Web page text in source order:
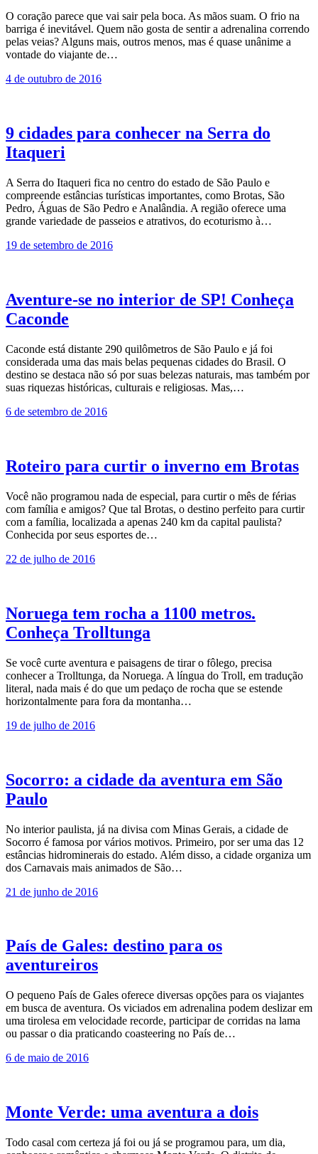
O coração parece que vai sair pela boca. As mãos suam. O frio na
barriga é inevitável. Quem não gosta de sentir a adrenalina correndo
pelas veias? Alguns mais, outros menos, mas é quase unânime a
vontade do viajante de…
4 de outubro de 2016
9 cidades para conhecer na Serra do
Itaqueri
A Serra do Itaqueri fica no centro do estado de São Paulo e
compreende estâncias turísticas importantes, como Brotas, São
Pedro, Águas de São Pedro e Analândia. A região oferece uma
grande variedade de passeios e atrativos, do ecoturismo à…
19 de setembro de 2016
Aventure-se no interior de SP! Conheça
Caconde
Caconde está distante 290 quilômetros de São Paulo e já foi
considerada uma das mais belas pequenas cidades do Brasil. O
destino se destaca não só por suas belezas naturais, mas também por
suas riquezas históricas, culturais e religiosas. Mas,…
6 de setembro de 2016
Roteiro para curtir o inverno em Brotas
Você não programou nada de especial, para curtir o mês de férias
com família e amigos? Que tal Brotas, o destino perfeito para curtir
com a família, localizada a apenas 240 km da capital paulista?
Conhecida por seus esportes de…
22 de julho de 2016
Noruega tem rocha a 1100 metros.
Conheça Trolltunga
Se você curte aventura e paisagens de tirar o fôlego, precisa
conhecer a Trolltunga, da Noruega. A língua do Troll, em tradução
literal, nada mais é do que um pedaço de rocha que se estende
horizontalmente para fora da montanha…
19 de julho de 2016
Socorro: a cidade da aventura em São
Paulo
No interior paulista, já na divisa com Minas Gerais, a cidade de
Socorro é famosa por vários motivos. Primeiro, por ser uma das 12
estâncias hidrominerais do estado. Além disso, a cidade organiza um
dos Carnavais mais animados de São…
21 de junho de 2016
País de Gales: destino para os
aventureiros
O pequeno País de Gales oferece diversas opções para os viajantes
em busca de aventura. Os viciados em adrenalina podem deslizar em
uma tirolesa em velocidade recorde, participar de corridas na lama
ou passar o dia praticando coasteering no País de…
6 de maio de 2016
Monte Verde: uma aventura a dois
Todo casal com certeza já foi ou já se programou para, um dia,